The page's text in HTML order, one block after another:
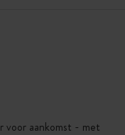
voor aankomst - met